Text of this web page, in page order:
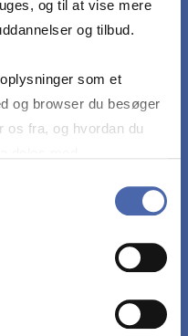
og til at vise mere
og tilbud.
som et
og browser du besøger
os fra, og hvordan du
- og kan altid trække
metode
funktioner af en og
og